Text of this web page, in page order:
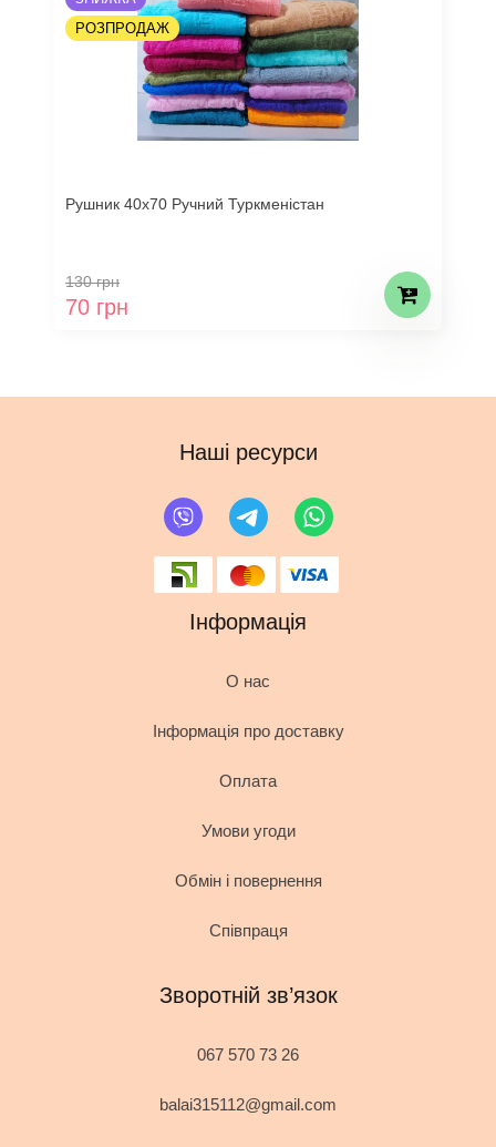
РОЗПРОДАЖ
Рушник 40х70 Ручний Туркменістан
130 грн
70 грн
Наші ресурси
Інформація
О нас
Інформація про доставку
Оплата
Умови угоди
Обмін і повернення
Співпраця
Зворотній зв’язок
067 570 73 26
balai315112@gmail.com